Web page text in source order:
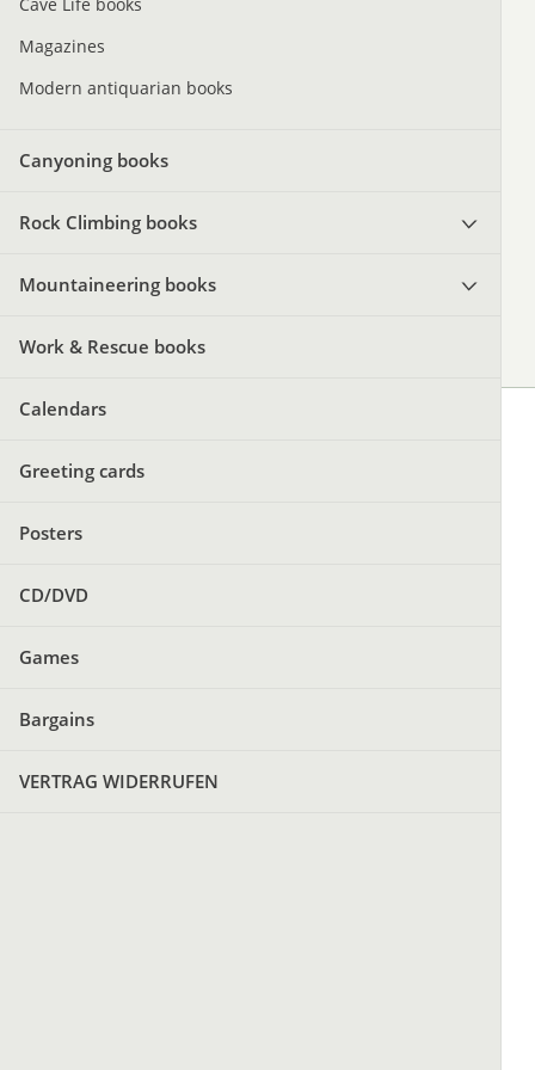
Cave Life books
Magazines
Modern antiquarian books
Canyoning books
Rock Climbing books
Mountaineering books
Work & Rescue books
Calendars
Greeting cards
Posters
CD/DVD
Games
Bargains
VERTRAG WIDERRUFEN